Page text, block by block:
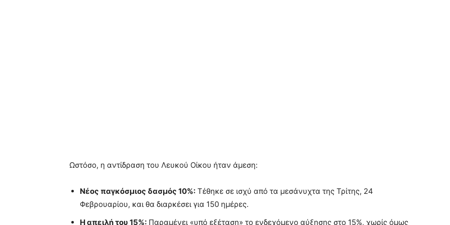
Ωστόσο, η αντίδραση του Λευκού Οίκου ήταν άμεση:
Νέος παγκόσμιος δασμός 10%: Τέθηκε σε ισχύ από τα μεσάνυχτα της Τρίτης, 24
Φεβρουαρίου, και θα διαρκέσει για 150 ημέρες.
Η απειλή του 15%: Παραμένει «υπό εξέταση» το ενδεχόμενο αύξησης στο 15%, χωρίς όμως